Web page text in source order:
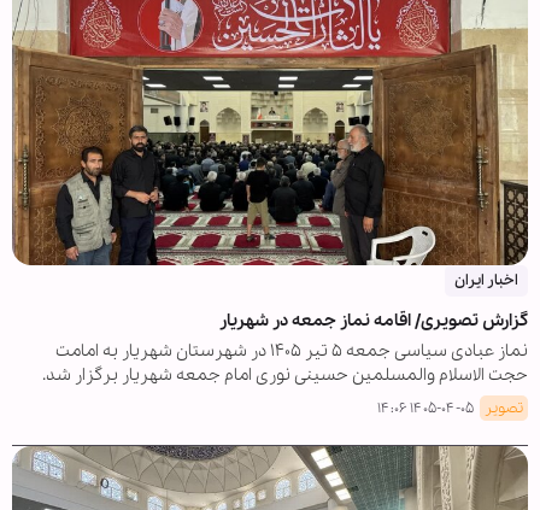
اخبار ایران
گزارش تصویری/ اقامه نماز جمعه در شهریار
نماز عبادی سیاسی جمعه ۵ تیر ۱۴۰۵ در شهرستان شهریار به امامت
حجت الاسلام والمسلمین حسینی نوری امام جمعه شهریار برگزار شد.
تصویر ۱۴۰۵-۰۴-۰۵ ۱۴:۰۶